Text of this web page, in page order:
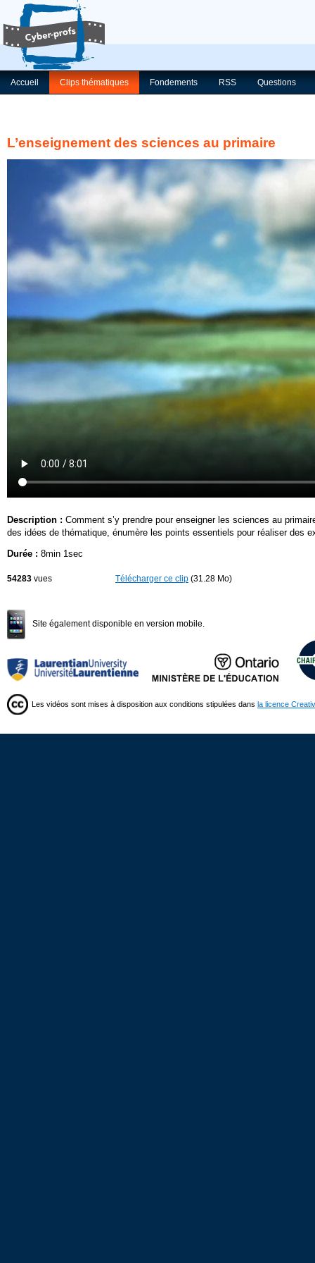
Accueil Clips thématiques Fondements RSS Questions
L’enseignement des sciences au primaire
Description : Comment s’y prendre pour enseigner les sciences au
des idées de thématique, énumère les points essentiels pour réaliser des
Durée : 8min 1sec
54283 vues Télécharger ce clip (31.28 Mo)
Site également disponible en version mobile.
Les vidéos sont mises à disposition aux conditions stipulées dans la licence